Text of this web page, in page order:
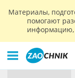
Материалы,
помогают
информацию,